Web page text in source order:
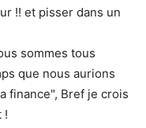
!! et pisser dans un
sommes tous
que nous aurions
finance", Bref je crois
!